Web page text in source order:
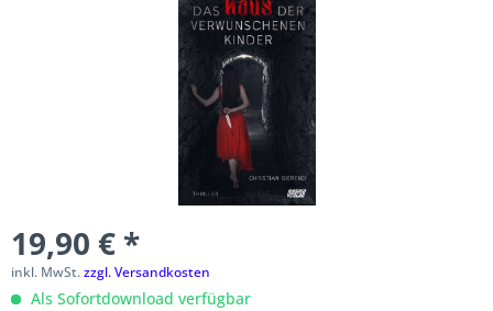
19,90 € *
inkl. MwSt.zzgl. Versandkosten
Als Sofortdownload verfügbar